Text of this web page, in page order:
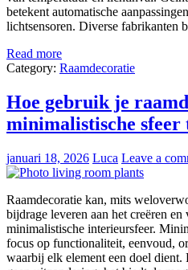
betekent automatische
lichtsensoren. Diverse fabrikanten
Read more
Category: Raamdecoratie
Hoe gebruik je
minimalistische sfeer
januari 18, 2026 Luca Leave a
Raamdecoratie kan, mits
bijdrage leveren aan het creëren en
minimalistische interieursfeer.
focus op functionaliteit, eenvoud,
waarbij elk element een doel